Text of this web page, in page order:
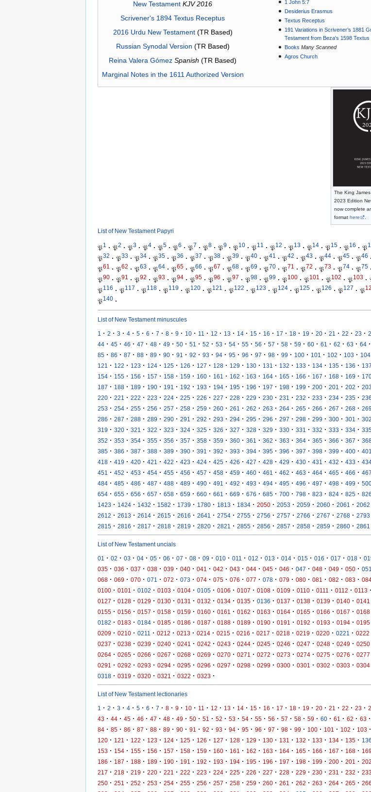
New Testament KJV 2016
Scrivener's 1894 Textus Receptus
2016 Urdu New Testament(TR Based)
Russian Synodal Version (TR Based)
Reina Valera Gómez Spanish (TR Based)
Marginal Notes in the 1611 Authorized Version
1 John 5:7
Desiderius Erasmus
Textus Receptus
191 Variations in Scrivener’s 1881
Testament from Beza's 1598 Textus
Books Many Scanned
Agros Church
The King James
2023 Edition
now complete
format here .
List of New Testament Papyri
𝔓1 · 𝔓2 · 𝔓3 · 𝔓4 · 𝔓5 · 𝔓6 · 𝔓7 · 𝔓8 · 𝔓9 · 𝔓10 · 𝔓11 · 𝔓12 · 𝔓13 · 𝔓14 · 𝔓15 · 𝔓16 · 𝔓
𝔓32 · 𝔓33 · 𝔓34 · 𝔓35 · 𝔓36 · 𝔓37 · 𝔓38 · 𝔓39 · 𝔓40 · 𝔓41 · 𝔓42 · 𝔓43 · 𝔓44 · 𝔓45 · 𝔓46 ·
𝔓61 · 𝔓62 · 𝔓63 · 𝔓64 · 𝔓65 · 𝔓66 · 𝔓67 · 𝔓68 · 𝔓69 · 𝔓70 · 𝔓71 · 𝔓72 · 𝔓73 · 𝔓74 · 𝔓75 ·
𝔓90 · 𝔓91 · 𝔓92 · 𝔓93 · 𝔓94 · 𝔓95 · 𝔓96 · 𝔓97 · 𝔓98 · 𝔓99 · 𝔓100 · 𝔓101 · 𝔓102 · 𝔓103 ·
𝔓116 · 𝔓117 · 𝔓118 · 𝔓119 · 𝔓120 · 𝔓121 · 𝔓122 · 𝔓123 · 𝔓124 · 𝔓125 · 𝔓126 · 𝔓127 · 𝔓
𝔓140 ·
List of New Testament minuscules
1 · 2 · 3 · 4 · 5 · 6 · 7 · 8 · 9 · 10 · 11 · 12 · 13 · 14 · 15 · 16 · 17 · 18 · 19 · 20 · 21 · 22 · 23 ·
44 · 45 · 46 · 47 · 48 · 49 · 50 · 51 · 52 · 53 · 54 · 55 · 56 · 57 · 58 · 59 · 60 · 61 · 62 · 63 · 64 ·
85 · 86 · 87 · 88 · 89 · 90 · 91 · 92 · 93 · 94 · 95 · 96 · 97 · 98 · 99 · 100 · 101 · 102 · 103 · 104
121 · 122 · 123 · 124 · 125 · 126 · 127 · 128 · 129 · 130 · 131 · 132 · 133 · 134 · 135 · 136 · 137
154 · 155 · 156 · 157 · 158 · 159 · 160 · 161 · 162 · 163 · 164 · 165 · 166 · 167 · 168 · 169 ·
187 · 188 · 189 · 190 · 191 · 192 · 193 · 194 · 195 · 196 · 197 · 198 · 199 · 200 · 201 · 202 ·
220 · 221 · 222 · 223 · 224 · 225 · 226 · 227 · 228 · 229 · 230 · 231 · 232 · 233 · 234 · 235 · 236
253 · 254 · 255 · 256 · 257 · 258 · 259 · 260 · 261 · 262 · 263 · 264 · 265 · 266 · 267 · 268 ·
286 · 287 · 288 · 289 · 290 · 291 · 292 · 293 · 294 · 295 · 296 · 297 · 298 · 299 · 300 · 301 · 302
319 · 320 · 321 · 322 · 323 · 324 · 325 · 326 · 327 · 328 · 329 · 330 · 331 · 332 · 333 · 334 ·
352 · 353 · 354 · 355 · 356 · 357 · 358 · 359 · 360 · 361 · 362 · 363 · 364 · 365 · 366 · 367 ·
385 · 386 · 387 · 388 · 389 · 390 · 391 · 392 · 393 · 394 · 395 · 396 · 397 · 398 · 399 · 400 · 401
418 · 419 · 420 · 421 · 422 · 423 · 424 · 425 · 426 · 427 · 428 · 429 · 430 · 431 · 432 · 433 ·
451 · 452 · 453 · 454 · 455 · 456 · 457 · 458 · 459 · 460 · 461 · 462 · 463 · 464 · 465 · 466 · 467
484 · 485 · 486 · 487 · 488 · 489 · 490 · 491 · 492 · 493 · 494 · 495 · 496 · 497 · 498 · 499 ·
654 · 655 · 656 · 657 · 658 · 659 · 660 · 661 · 669 · 676 · 685 · 700 · 798 · 823 · 824 · 825 · 826
1423 · 1424 · 1432 · 1582 · 1739 · 1780 · 1813 · 1834 · 2050 · 2053 · 2059 · 2060 · 2061 · 2062
2612 · 2613 · 2614 · 2615 · 2616 · 2641 · 2754 · 2755 · 2756 · 2757 · 2766 · 2767 · 2768 · 2793
2815 · 2816 · 2817 · 2818 · 2819 · 2820 · 2821 · 2855 · 2856 · 2857 · 2858 · 2859 · 2860 · 2861
List of New Testament uncials
01 · 02 · 03 · 04 · 05 · 06 · 07 · 08 · 09 · 010 · 011 · 012 · 013 · 014 · 015 · 016 · 017 · 018 ·
035 · 036 · 037 · 038 · 039 · 040 · 041 · 042 · 043 · 044 · 045 · 046 · 047 · 048 · 049 · 050 · 051
068 · 069 · 070 · 071 · 072 · 073 · 074 · 075 · 076 · 077 · 078 · 079 · 080 · 081 · 082 · 083 ·
0100 · 0101 · 0102 · 0103 · 0104 · 0105 · 0106 · 0107 · 0108 · 0109 · 0110 · 0111 · 0112 · 0113 ·
0127 · 0128 · 0129 · 0130 · 0131 · 0132 · 0134 · 0135 · 0136 · 0137 · 0138 · 0139 · 0140 · 0141
0155 · 0156 · 0157 · 0158 · 0159 · 0160 · 0161 · 0162 · 0163 · 0164 · 0165 · 0166 · 0167 · 0168
0182 · 0183 · 0184 · 0185 · 0186 · 0187 · 0188 · 0189 · 0190 · 0191 · 0192 · 0193 · 0194 · 0195
0209 · 0210 · 0211 · 0212 · 0213 · 0214 · 0215 · 0216 · 0217 · 0218 · 0219 · 0220 · 0221 · 0222
0237 · 0238 · 0239 · 0240 · 0241 · 0242 · 0243 · 0244 · 0245 · 0246 · 0247 · 0248 · 0249 · 0250
0264 · 0265 · 0266 · 0267 · 0268 · 0269 · 0270 · 0271 · 0272 · 0273 · 0274 · 0275 · 0276 · 0277
0291 · 0292 · 0293 · 0294 · 0295 · 0296 · 0297 · 0298 · 0299 · 0300 · 0301 · 0302 · 0303 · 0304
0318 · 0319 · 0320 · 0321 · 0322 · 0323 ·
List of New Testament lectionaries
1 · 2 · 3 · 4 · 5 · 6 · 7 · 8 · 9 · 10 · 11 · 12 · 13 · 14 · 15 · 16 · 17 · 18 · 19 · 20 · 21 · 22 · 23 ·
43 · 44 · 45 · 46 · 47 · 48 · 49 · 50 · 51 · 52 · 53 · 54 · 55 · 56 · 57 · 58 · 59 · 60 · 61 · 62 · 63 ·
84 · 85 · 86 · 87 · 88 · 89 · 90 · 91 · 92 · 93 · 94 · 95 · 96 · 97 · 98 · 99 · 100 · 101 · 102 · 103 ·
120 · 121 · 122 · 123 · 124 · 125 · 126 · 127 · 128 · 129 · 130 · 131 · 132 · 133 · 134 · 135 · 136
153 · 154 · 155 · 156 · 157 · 158 · 159 · 160 · 161 · 162 · 163 · 164 · 165 · 166 · 167 · 168 ·
186 · 187 · 188 · 189 · 190 · 191 · 192 · 193 · 194 · 195 · 196 · 197 · 198 · 199 · 200 · 201 · 202
217 · 218 · 219 · 220 · 221 · 222 · 223 · 224 · 225 · 226 · 227 · 228 · 229 · 230 · 231 · 232 ·
250 · 251 · 252 · 253 · 254 · 255 · 256 · 257 · 258 · 259 · 260 · 261 · 262 · 263 · 264 · 265 · 266